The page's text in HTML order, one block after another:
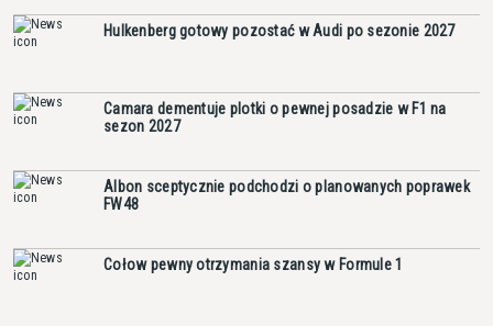
Hulkenberg gotowy pozostać w Audi po sezonie 2027
Camara dementuje plotki o pewnej posadzie w F1 na
sezon 2027
Albon sceptycznie podchodzi o planowanych poprawek
FW48
Cołow pewny otrzymania szansy w Formule 1